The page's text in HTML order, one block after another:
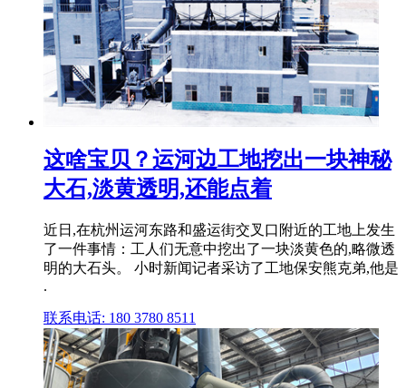
这啥宝贝？运河边工地挖出一块神秘
大石,淡黄透明,还能点着
近日,在杭州运河东路和盛运街交叉口附近的工地上发生
了一件事情：工人们无意中挖出了一块淡黄色的,略微透
明的大石头。 小时新闻记者采访了工地保安熊克弟,他是
.
联系电话: 180 3780 8511